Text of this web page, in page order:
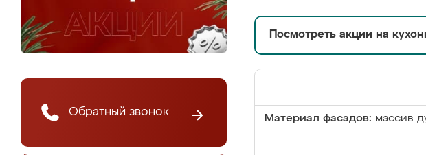
Обратный звонок
Посмотреть акции на
Материал фасадов: массив